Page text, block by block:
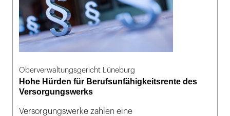
Oberverwaltungsgericht Lüneburg
Hohe Hürden für Berufsunfähigkeitsrente des
Versorgungswerks
Versorgungswerke zahlen eine